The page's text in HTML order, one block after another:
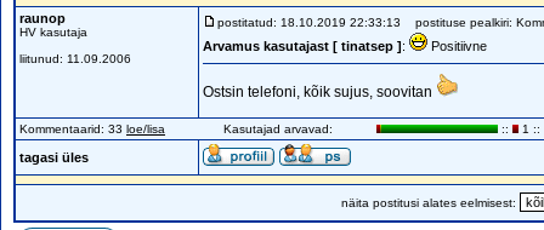
raunop
HV kasutaja
liitunud: 11.09.2006
postitatud: 18.10.2019 22:33:13 postituse pealkiri:
Arvamus kasutajast [ tinatsep ]: Positiivne
Ostsin telefoni, kõik sujus, soovitan
Kommentaarid: 33 loe/lisa Kasutajad arvavad: :: 1 ::
tagasi üles
näita postitusi alates eelmisest: